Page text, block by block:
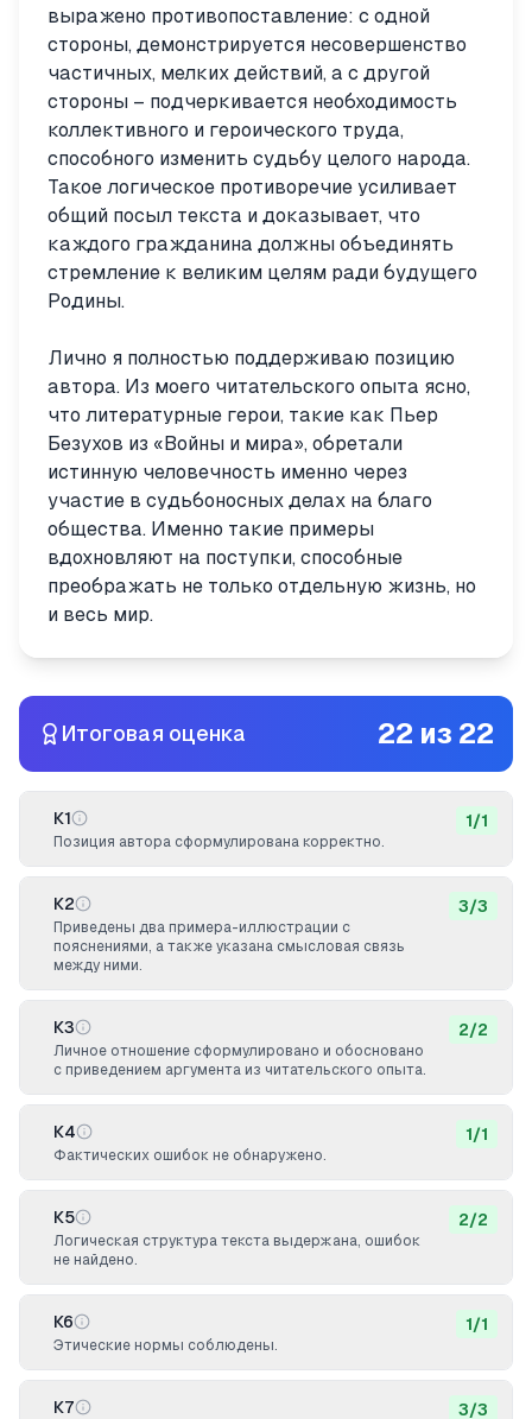
выражено противопоставление: с одной
стороны, демонстрируется несовершенство
частичных, мелких действий, а с другой
стороны – подчеркивается необходимость
коллективного и героического труда,
способного изменить судьбу целого народа.
Такое логическое противоречие усиливает
общий посыл текста и доказывает, что
каждого гражданина должны объединять
стремление к великим целям ради будущего
Родины.
Лично я полностью поддерживаю позицию
автора. Из моего читательского опыта ясно,
что литературные герои, такие как Пьер
Безухов из «Войны и мира», обретали
истинную человечность именно через
участие в судьбоносных делах на благо
общества. Именно такие примеры
вдохновляют на поступки, способные
преображать не только отдельную жизнь, но
и весь мир.
Итоговая оценка 22 из 22
К1
Позиция автора сформулирована корректно.
1/1
К2
Приведены два примера-иллюстрации с
пояснениями, а также указана смысловая связь
между ними.
3/3
К3
Личное отношение сформулировано и обосновано
с приведением аргумента из читательского опыта.
2/2
К4
Фактических ошибок не обнаружено.
1/1
К5
Логическая структура текста выдержана, ошибок
не найдено.
2/2
К6
Этические нормы соблюдены.
1/1
К7 3/3